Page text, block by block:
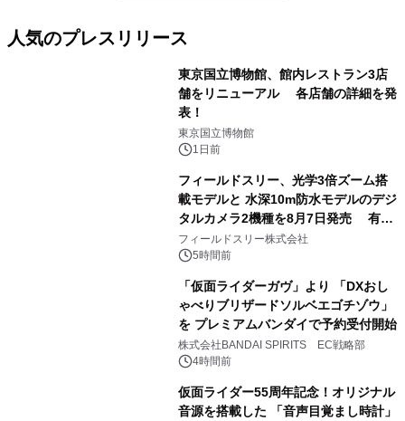
人気のプレスリリース
東京国立博物館、館内レストラン3店
舗をリニューアル 各店舗の詳細を発
表！
東京国立博物館
1日前
フィールドスリー、光学3倍ズーム搭
載モデルと 水深10m防水モデルのデジ
タルカメラ2機種を8月7日発売 有効
約1300万画素、用途別に選べるコンデ
ジ新登場
フィールドスリー株式会社
5時間前
「仮面ライダーガヴ」より 「DXおし
ゃべりブリザードソルベエゴチゾウ」
を プレミアムバンダイで予約受付開始
株式会社BANDAI SPIRITS EC戦略部
4時間前
仮面ライダー55周年記念！オリジナル
音源を搭載した 「音声目覚まし時計」